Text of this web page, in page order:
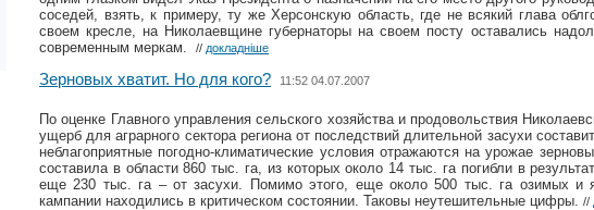
соседей, взять, к примеру, ту же Херсонскую область, где не всякий глава
своем кресле, на Николаевщине губернаторы на своем посту оставались
современным меркам.
// докладніше
Зерновых хватит. Но для кого? 11:52 04.07.2007
По оценке Главного управления сельского хозяйства и продовольствия
ущерб для аграрного сектора региона от последствий длительной засухи
неблагоприятные погодно-климатические условия отражаются на урожае
составила в области 860 тыс. га, из которых около 14 тыс. га погибли в
еще 230 тыс. га – от засухи. Помимо этого, еще около 500 тыс. га озимых и
кампании находились в критическом состоянии. Таковы неутешительные цифры. //